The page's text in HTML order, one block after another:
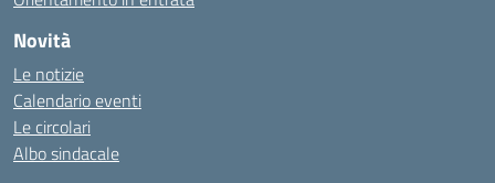
Novità
Le notizie
Calendario eventi
Le circolari
Albo sindacale